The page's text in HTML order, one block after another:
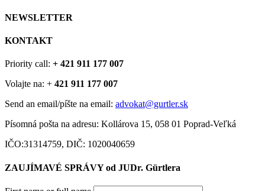
NEWSLETTER
KONTAKT
Priority call: + 421 911 177 007
Volajte na: + 421 911 177 007
Send an email/píšte na email: advokat@gurtler.sk
Písomná pošta na adresu: Kollárova 15, 058 01 Poprad-Veľká
IČO:31314759, DIČ: 1020040659
ZAUJÍMAVÉ SPRÁVY od JUDr. Gürtlera